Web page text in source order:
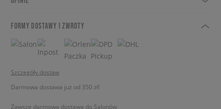
FORMY DOSTAWY I ZWROTY
Szczegóły dostaw
Darmowa dostawa już od 350 zł!
Zawsze darmowa dostawa do Salonów